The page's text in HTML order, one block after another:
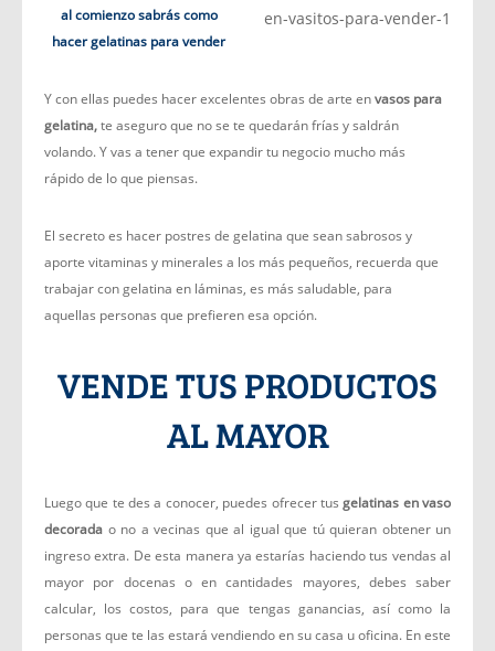
al comienzo sabrás como
hacer gelatinas para vender
Y con ellas puedes hacer excelentes obras de arte envasos para
gelatina,te aseguro que no se te quedarán frías y saldrán
volando. Y vas a tener que expandir tu negocio mucho más
rápido de lo que piensas.
El secreto es hacer postres de gelatina que sean sabrosos y
aporte vitaminas y minerales a los más pequeños, recuerda que
trabajar con gelatina en láminas, es más saludable, para
aquellas personas que prefieren esa opción.
VENDE TUS PRODUCTOS
AL MAYOR
Luego que te des a conocer, puedes ofrecer tusgelatinas en vaso
decorada o no a vecinas que al igual que tú quieran obtener un
ingreso extra. De esta manera ya estarías haciendo tus vendas al
mayor por docenas o en cantidades mayores, debes saber
calcular, los costos, para que tengas ganancias, así como la
personas que te las estará vendiendo en su casa u oficina. En este